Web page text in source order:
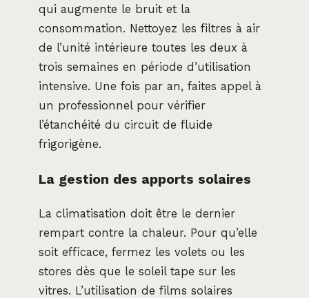
qui augmente le bruit et la
consommation. Nettoyez les filtres à air
de l’unité intérieure toutes les deux à
trois semaines en période d’utilisation
intensive. Une fois par an, faites appel à
un professionnel pour vérifier
l’étanchéité du circuit de fluide
frigorigène.
La gestion des apports solaires
La climatisation doit être le dernier
rempart contre la chaleur. Pour qu’elle
soit efficace, fermez les volets ou les
stores dès que le soleil tape sur les
vitres. L’utilisation de films solaires